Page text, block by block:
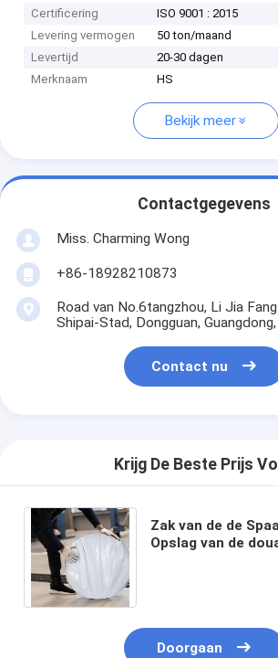
Certificering
ISO 9001 : 2015
Levering vermogen
50 ton/maand
Levertijd
20-30 dagen
Merknaam
HS
Bekijk meer
Contactgegevens
Miss. Charming Wong
+86-18928210873
Road van No.6tangzhou, Li Jia
Shipai-Stad, Dongguan,
Contact nu
Krijg De Beste Prijs
Zak van de de
Opslag van de
Doorgaan